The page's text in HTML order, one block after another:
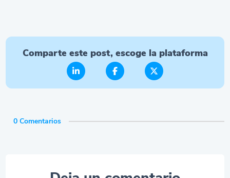
Comparte este post, escoge la plataforma
0 Comentarios